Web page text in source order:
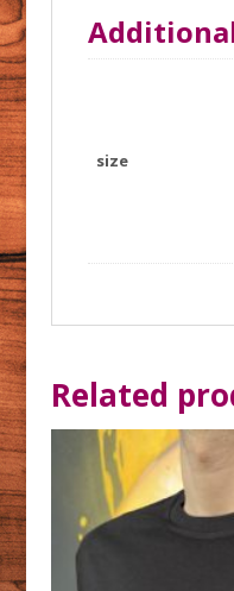
size
Related